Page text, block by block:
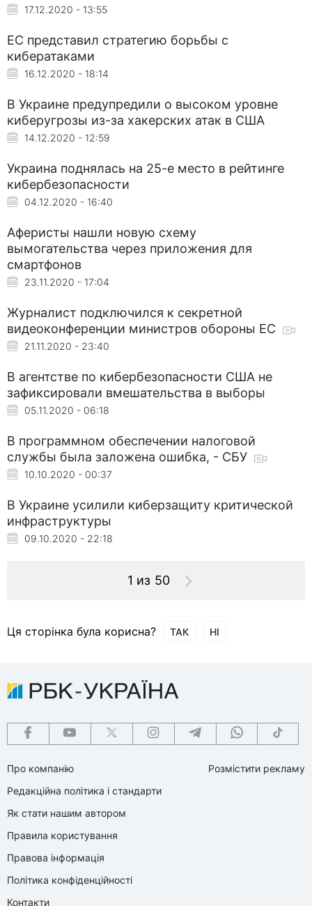
17.12.2020 - 13:55
ЕС представил стратегию борьбы с
кибератаками
16.12.2020 - 18:14
В Украине предупредили о высоком уровне
киберугрозы из-за хакерских атак в США
14.12.2020 - 12:59
Украина поднялась на 25-е место в рейтинге
кибербезопасности
04.12.2020 - 16:40
Аферисты нашли новую схему
вымогательства через приложения для
смартфонов
23.11.2020 - 17:04
Журналист подключился к секретной
видеоконференции министров обороны ЕС
21.11.2020 - 23:40
В агентстве по кибербезопасности США не
зафиксировали вмешательства в выборы
05.11.2020 - 06:18
В программном обеспечении налоговой
службы была заложена ошибка, - СБУ
10.10.2020 - 00:37
В Украине усилили киберзащиту критической
инфраструктуры
09.10.2020 - 22:18
1 из 50
Ця сторінка була корисна? ТАК НІ
Про компанію
Редакційна політика і стандарти
Як стати нашим автором
Правила користування
Правова інформація
Політика конфіденційності
Контакти
Розмістити рекламу